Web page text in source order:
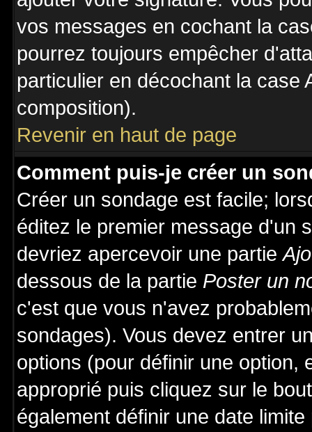
vos messages en cochant la
pourrez toujours empêcher
particulier en décochant la case
composition).
Revenir en haut de page
Comment puis-je créer un
Créer un sondage est facile;
éditez le premier message d'un
devriez apercevoir une partie
dessous de la partie Poster un
c'est que vous n'avez
sondages). Vous devez entrer
options (pour définir une option,
approprié puis cliquez sur le
également définir une date